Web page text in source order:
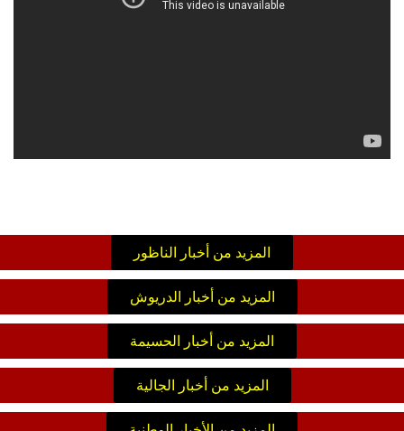
المزيد من أخبار الناظور
المزيد من أخبار الدريوش
المزيد من أخبار الحسيمة
المزيد من أخبار الجالية